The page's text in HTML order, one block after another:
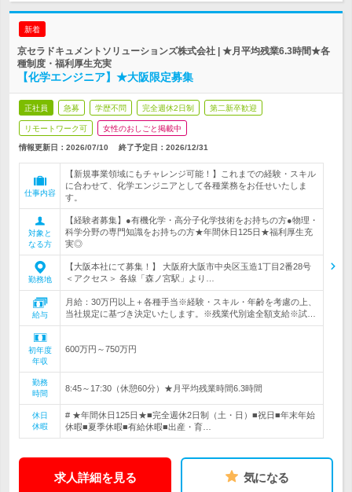
新着
京セラドキュメントソリューションズ株式会社 | ★月平均残業6.3時間★各
種制度・福利厚生充実
【化学エンジニア】★大阪限定募集
正社員 急募 学歴不問 完全週休2日制 第二新卒歓迎
リモートワーク可 女性のおしごと掲載中
情報更新日：2026/07/10 終了予定日： 2026/12/31
仕事内容
【新規事業領域にもチャレンジ可能！】これまでの経験・スキル
に合わせて、化学エンジニアとして各種業務をお任せいたしま
す。
対象と
なる方
【経験者募集】●有機化学・高分子化学技術をお持ちの方●物理・
科学分野の専門知識をお持ちの方★年間休日125日★福利厚生充
実◎
勤務地
【大阪本社にて募集！】 大阪府大阪市中央区玉造1丁目2番28号
＜アクセス＞ 各線「森ノ宮駅」より…
給与
月給：30万円以上＋各種手当※経験・スキル・年齢を考慮の上、
当社規定に基づき決定いたします。※残業代別途全額支給※試…
初年度
年収
600万円～750万円
勤務
時間
8:45～17:30（休憩60分）★月平均残業時間6.3時間
休日
休暇
# ★年間休日125日★■完全週休2日制（土・日）■祝日■年末年始
休暇■夏季休暇■有給休暇■出産・育…
求人詳細を見る 気になる